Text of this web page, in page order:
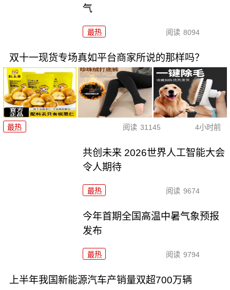
气
最热 阅读 8094
双十一现货专场真如平台商家所说的那样吗？
最热 阅读 31145 4小时前
共创未来 2026世界人工智能大会
令人期待
最热 阅读 9674
今年首期全国高温中暑气象预报
发布
最热 阅读 9794
上半年我国新能源汽车产销量双超700万辆